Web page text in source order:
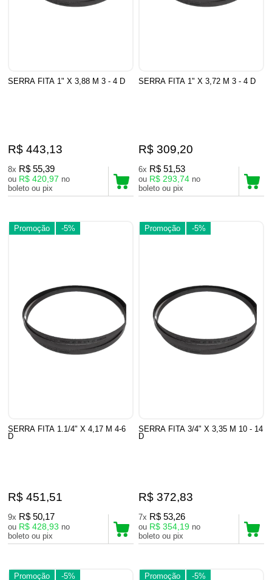
SERRA FITA 1" X 3,88 M 3 - 4 D
R$ 443,13
8x R$ 55,39
ou R$ 420,97 no
boleto ou pix
SERRA FITA 1" X 3,72 M 3 - 4 D
R$ 309,20
6x R$ 51,53
ou R$ 293,74 no
boleto ou pix
Promoção -5%
SERRA FITA 1.1/4" X 4,17 M 4-6
D
R$ 451,51
9x R$ 50,17
ou R$ 428,93 no
boleto ou pix
Promoção -5%
SERRA FITA 3/4" X 3,35 M 10 - 14
D
R$ 372,83
7x R$ 53,26
ou R$ 354,19 no
boleto ou pix
Promoção -5% Promoção -5%